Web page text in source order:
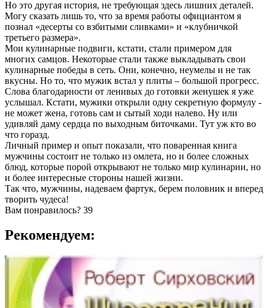
Но это другая история, не требующая здесь лишних деталей.
Могу сказать лишь то, что за время работы официантом я
познал «десерты со взбитыми сливками» и «клубничкой
третьего размера».
Мои кулинарные подвиги, кстати, стали примером для
многих самцов. Некоторые стали также выкладывать свои
кулинарные победы в сеть. Они, конечно, неумелы и не так
вкусны. Но то, что мужик встал у плиты – большой прогресс.
Слова благодарности от ленивых до готовки женушек я уже
услышал. Кстати, мужики открыли одну секретную формулу -
не может жена, готовь сам и сытый ходи налево. Ну или
удивляй даму сердца по выходным биточками. Тут уж кто во
что горазд.
Личный пример и опыт показали, что поваренная книга
мужчины состоит не только из омлета, но и более сложных
блюд, которые порой открывают не только мир кулинарии, но
и более интересные стороны нашей жизни.
Так что, мужчины, надеваем фартук, берем половник и вперед
творить чудеса!
Вам понравилось? 39
Рекомендуем: